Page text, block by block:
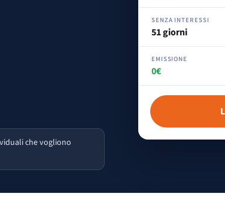
che vogliono
SENZA INTERESSI
51 giorni
EMISSIONE
0€